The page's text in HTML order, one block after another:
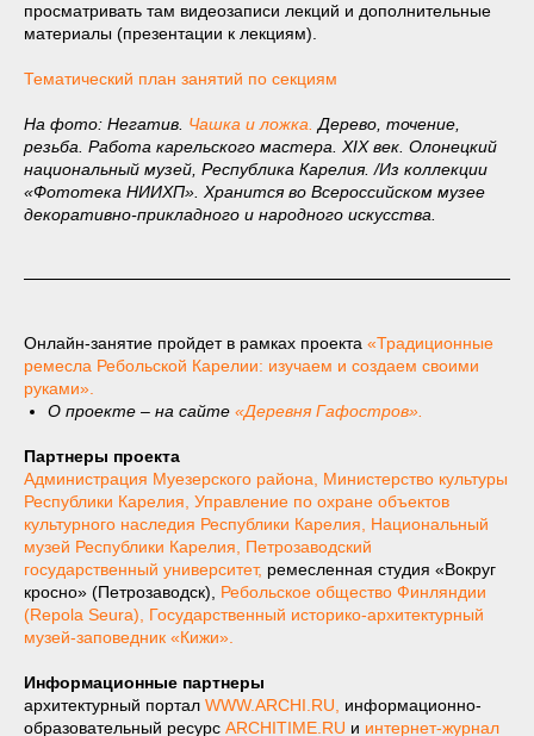
просматривать там видеозаписи лекций и дополнительные
материалы (презентации к лекциям).
Тематический план занятий по секциям
На фото: Негатив. Чашка и ложка. Дерево, точение,
резьба. Работа карельского мастера. XIX век. Олонецкий
национальный музей, Республика Карелия. /Из коллекции
«Фототека НИИХП». Хранится во Всероссийском музее
декоративно-прикладного и народного искусства.
Онлайн-занятие пройдет в рамках проекта «Традиционные
ремесла Ребольской Карелии: изучаем и создаем своими
руками».
О проекте – на сайте «Деревня Гафостров».
Партнеры проекта
Администрация Муезерского района, Министерство культуры
Республики Карелия, Управление по охране объектов
культурного наследия Республики Карелия, Национальный
музей Республики Карелия, Петрозаводский
государственный университет, ремесленная студия «Вокруг
кросно» (Петрозаводск), Ребольское общество Финляндии
(Repola Seura), Государственный историко-архитектурный
музей-заповедник «Кижи».
Информационные партнеры
архитектурный портал WWW.ARCHI.RU, информационно-
образовательный ресурс ARCHITIME.RU и интернет-журнал